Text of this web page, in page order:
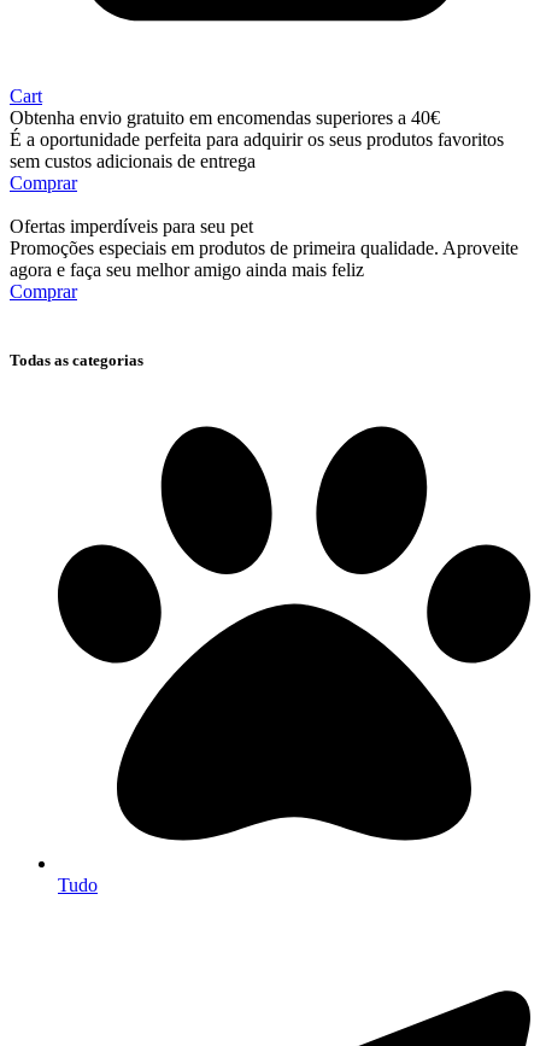
Cart
Obtenha envio gratuito em encomendas superiores a 40€
É a oportunidade perfeita para adquirir os seus produtos favoritos
sem custos adicionais de entrega
Comprar
Ofertas imperdíveis para seu pet
Promoções especiais em produtos de primeira qualidade. Aproveite
agora e faça seu melhor amigo ainda mais feliz
Comprar
Todas as categorias
Tudo